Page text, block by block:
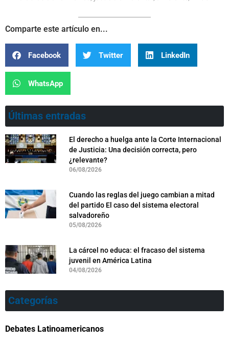
Comparte este artículo en...
Facebook Twitter LinkedIn
WhatsApp
Últimas entradas
El derecho a huelga ante la Corte Internacional
de Justicia: Una decisión correcta, pero
¿relevante?
06/08/2026
Cuando las reglas del juego cambian a mitad
del partido El caso del sistema electoral
salvadoreño
05/08/2026
La cárcel no educa: el fracaso del sistema
juvenil en América Latina
04/08/2026
Categorías
Debates Latinoamericanos